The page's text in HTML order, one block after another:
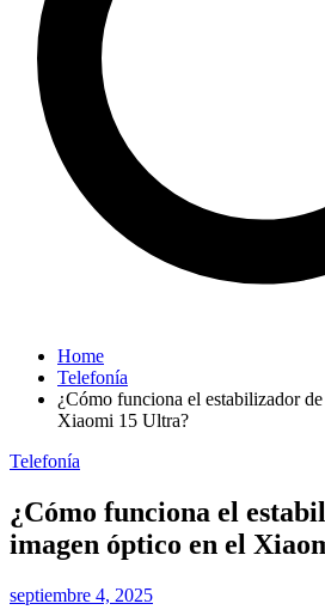
Home
Telefonía
¿Cómo funciona el estabilizador
Xiaomi 15 Ultra?
Telefonía
¿Cómo funciona el
imagen óptico en el
septiembre 4, 2025